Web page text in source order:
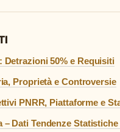
Detrazioni 50% e Requisiti
Proprietà e Controversie
PNRR, Piattaforme e
Dati Tendenze Statistiche